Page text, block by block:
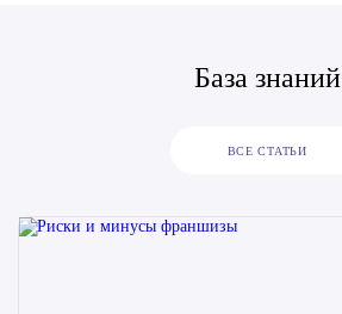
База знаний
ВСЕ СТАТЬИ